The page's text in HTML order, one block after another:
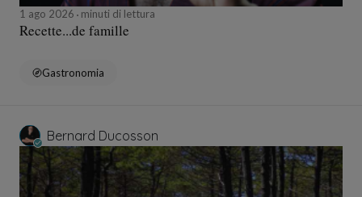
1 ago 2026 minuti di lettura
Recette...de famille
Gastronomia
Bernard Ducosson